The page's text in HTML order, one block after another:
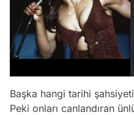
Başka hangi tarihi
Peki onları canlandıran